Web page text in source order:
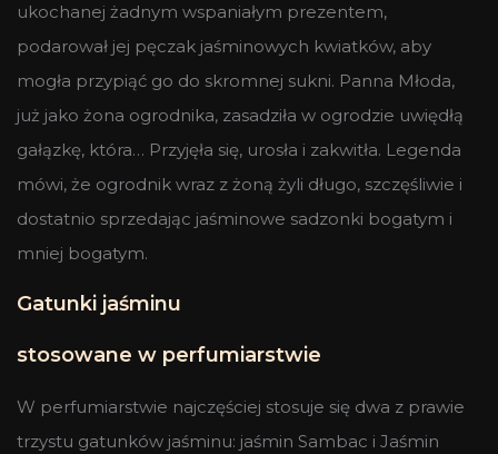
ukochanej żadnym wspaniałym prezentem,
podarował jej pęczak jaśminowych kwiatków, aby
mogła przypiąć go do skromnej sukni. Panna Młoda,
już jako żona ogrodnika, zasadziła w ogrodzie uwiędłą
gałązkę, która… Przyjęła się, urosła i zakwitła. Legenda
mówi, że ogrodnik wraz z żoną żyli długo, szczęśliwie i
dostatnio sprzedając jaśminowe sadzonki bogatym i
mniej bogatym.
Gatunki jaśminu
stosowane w perfumiarstwie
W perfumiarstwie najczęściej stosuje się dwa z prawie
trzystu gatunków jaśminu: jaśmin Sambac i Jaśmin